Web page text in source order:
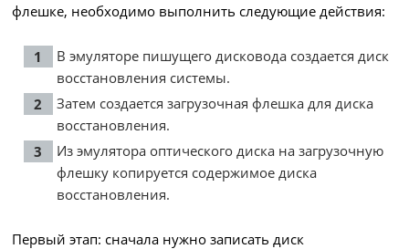
флешке, необходимо выполнить следующие действия:
В эмуляторе пишущего дисковода создается диск
восстановления системы.
Затем создается загрузочная флешка для диска
восстановления.
Из эмулятора оптического диска на загрузочную
флешку копируется содержимое диска
восстановления.
Первый этап: сначала нужно записать диск